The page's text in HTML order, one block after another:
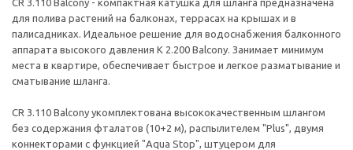
CR 3.110 Balcony - компактная катушка для шланга предназначена
для полива растений на балконах, террасах на крышах и в
палисадниках. Идеальное решение для водоснабжения балконного
аппарата высокого давления К 2.200 Balcony. Занимает минимум
места в квартире, обеспечивает быстрое и легкое разматывание и
сматывание шланга.
CR 3.110 Balcony укомплектована высококачественным шлангом
без содержания фталатов (10+2 м), распылителем "Plus", двумя
коннекторами с функцией "Aqua Stop", штуцером для